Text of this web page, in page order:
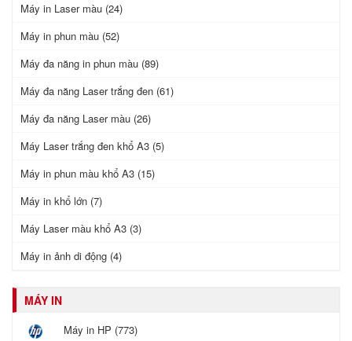
Máy in Laser màu (24)
Máy in phun màu (52)
Máy đa năng in phun màu (89)
Máy đa năng Laser trắng đen (61)
Máy đa năng Laser màu (26)
Máy Laser trắng đen khổ A3 (5)
Máy in phun màu khổ A3 (15)
Máy in khổ lớn (7)
Máy Laser màu khổ A3 (3)
Máy in ảnh di động (4)
MÁY IN
Máy in HP (773)